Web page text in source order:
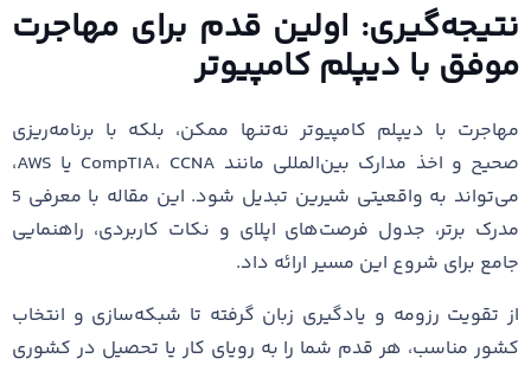
نتیجه‌گیری: اولین قدم برای مهاجرت
موفق با دیپلم کامپیوتر
مهاجرت با دیپلم کامپیوتر نه‌تنها ممکن، بلکه با برنامه‌ریزی
صحیح و اخذ مدارک بین‌المللی مانند CompTIA، CCNA یا AWS،
می‌تواند به واقعیتی شیرین تبدیل شود. این مقاله با معرفی 5
مدرک برتر، جدول فرصت‌های اپلای و نکات کاربردی، راهنمایی
جامع برای شروع این مسیر ارائه داد.
از تقویت رزومه و یادگیری زبان گرفته تا شبکه‌سازی و انتخاب
کشور مناسب، هر قدم شما را به رویای کار یا تحصیل در کشوری